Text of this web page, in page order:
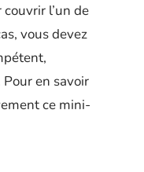
l’un de
vous devez
en savoir
ce mini-